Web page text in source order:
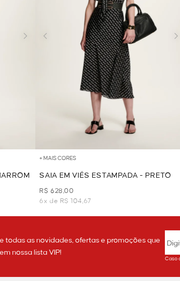
+ MAIS CORES
SAIA EM VIÉS ESTAMPADA - PRETO
R$ 628,00
6x de R$ 104,67
todas as novidades, ofertas e promoções que
nossa lista VIP!
Caso